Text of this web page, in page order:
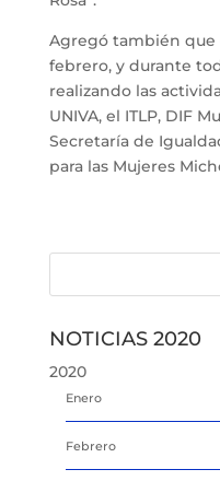
Agregó también que
febrero, y durante
realizando las
UNIVA, el ITLP, DIF
Secretaría de
para las Mujeres
NOTICIAS 2020
2020
Enero
Febrero